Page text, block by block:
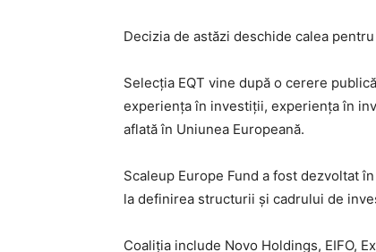
Decizia de astăzi deschide calea
Selecția EQT vine după o cerere
experiența în investiții, experiența în
aflată în Uniunea Europeană.
Scaleup Europe Fund a fost dezvoltat
la definirea structurii și cadrului de
Coaliția include Novo Holdings, EIFO,